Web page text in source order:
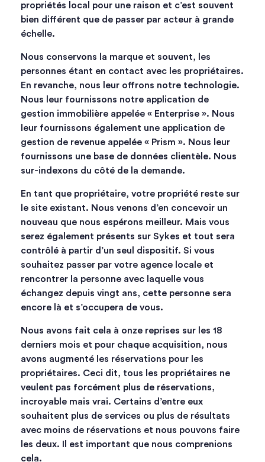
propriétés local pour une raison et c’est souvent
bien différent que de passer par acteur à grande
échelle.
Nous conservons la marque et souvent, les
personnes étant en contact avec les propriétaires.
En revanche, nous leur offrons notre technologie.
Nous leur fournissons notre application de
gestion immobilière appelée « Enterprise ». Nous
leur fournissons également une application de
gestion de revenue appelée « Prism ». Nous leur
fournissons une base de données clientèle. Nous
sur-indexons du côté de la demande.
En tant que propriétaire, votre propriété reste sur
le site existant. Nous venons d’en concevoir un
nouveau que nous espérons meilleur. Mais vous
serez également présents sur Sykes et tout sera
contrôlé à partir d’un seul dispositif. Si vous
souhaitez passer par votre agence locale et
rencontrer la personne avec laquelle vous
échangez depuis vingt ans, cette personne sera
encore là et s’occupera de vous.
Nous avons fait cela à onze reprises sur les 18
derniers mois et pour chaque acquisition, nous
avons augmenté les réservations pour les
propriétaires. Ceci dit, tous les propriétaires ne
veulent pas forcément plus de réservations,
incroyable mais vrai. Certains d’entre eux
souhaitent plus de services ou plus de résultats
avec moins de réservations et nous pouvons faire
les deux. Il est important que nous comprenions
cela.